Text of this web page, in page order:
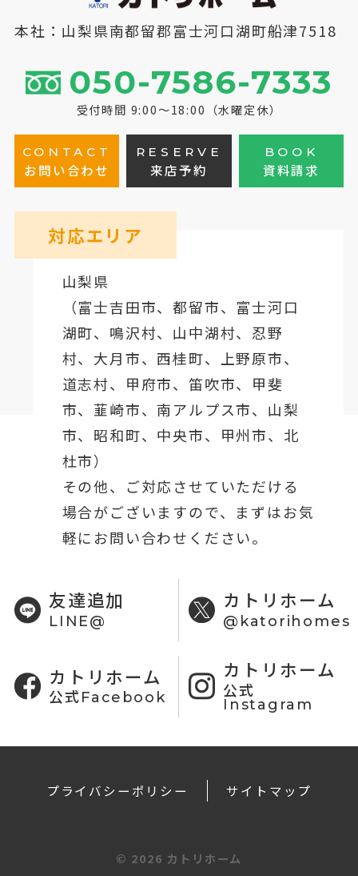
本社：山梨県南都留郡富士河口湖町船津7518
050-7586-7333
受付時間 9:00～18:00（水曜定休）
CONTACT
お問い合わせ
RESERVE
来店予約
BOOK
資料請求
対応エリア
山梨県
（富士吉田市、都留市、 富士河口
湖町、鳴沢村、山中湖村、忍野
村、 大月市、西桂町、上野原市、
道志村、 甲府市、笛吹市、甲斐
市、韮崎市、南アルプス市、山梨
市、昭和町、中央市、甲州市、北
杜市）
その他、ご対応させていただける
場合がございますので、まずはお気
軽にお問い合わせください。
友達追加
LINE@
カトリホーム
@katorihomes
カトリホーム
公式Facebook
カトリホーム
公式
Instagram
プライバシーポリシー サイトマップ
© 2026 カトリホーム